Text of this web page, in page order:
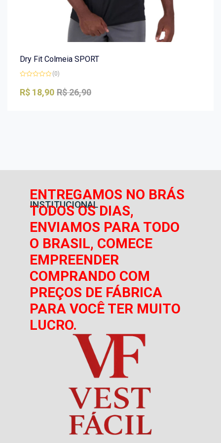
Dry Fit Colmeia SPORT
0
de
(0)
R$26,90
R$ 18,90
INSTITUCIONAL
ENTREGAMOS NO BRÁS
TODOS OS DIAS,
ENVIAMOS PARA TODO
O BRASIL, COMECE
EMPREENDER
COMPRANDO COM
PREÇOS DE FÁBRICA
PARA VOCÊ TER MUITO
LUCRO.